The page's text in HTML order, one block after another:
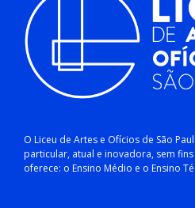
O Liceu de Artes e Ofícios de São
particular, atual e inovadora, sem
oferece: o Ensino Médio e o Ensino